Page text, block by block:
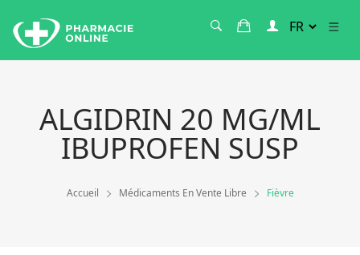
ALGIDRIN 20 MG/ML
IBUPROFEN SUSP
Accueil Médicaments En Vente Libre Fièvre